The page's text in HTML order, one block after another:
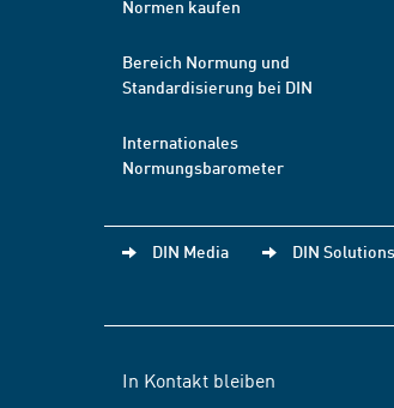
Normen kaufen
Bereich Normung und
Standardisierung bei DIN
Internationales
Normungsbarometer
DIN Media DIN Solutions
In Kontakt bleiben